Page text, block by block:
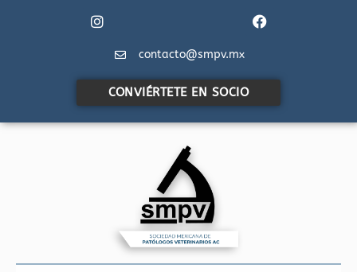
contacto@smpv.mx
CONVIÉRTETE EN SOCIO